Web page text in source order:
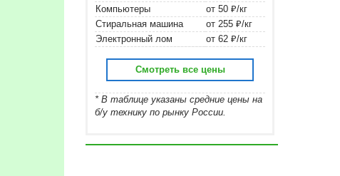
Компьютеры
от 50 ₽/кг
Стиральная машина
от 255 ₽/кг
Электронный лом
от 62 ₽/кг
Смотреть все цены
* В таблице указаны средние цены на
б/у технику по рынку России.